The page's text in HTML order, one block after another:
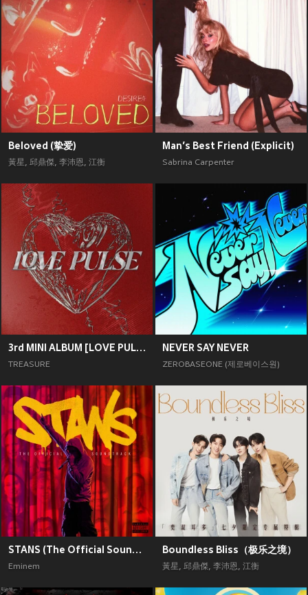
Beloved (挚爱)
黃星, 邱鼎傑, 李沛恩, 江衡
Man’s Best Friend (Explicit)
Sabrina Carpenter
3rd MINI ALBUM [LOVE PULSE]
TREASURE
NEVER SAY NEVER
ZEROBASEONE (제로베이스원)
STANS (The Official Soundtrack) [Explicit]
Eminem
Boundless Bliss（极乐之境）
黃星, 邱鼎傑, 李沛恩, 江衡